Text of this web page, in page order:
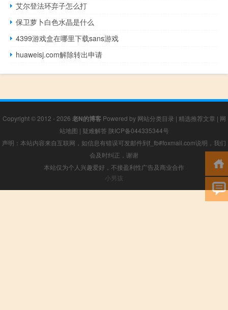
艾尔登法环弃子怎么打
保卫萝卜白色水晶是什么
4399游戏盒在哪里下载sans游戏
huaweisj.com解除转出申请
Copyright © 2012 - 2026 老N的博客Powered by 网站分类目录 | 精选推荐文章 | 网
站地图 | 疑难解答 陕ICP备044335344号
声明：本站内容来自互联网，如信息有错误可发邮件到f_fb#foxmail.com说明，我们
会及时纠正，谢谢
本站仅为个人兴趣爱好，不接盈利性广告及商业合作
小男孩